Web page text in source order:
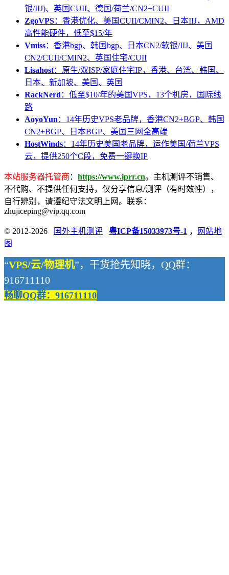
银/IIJ)、英国CUII、德国/荷兰/CN2+CUII
ZgoVPS：香港优化、美国CUII/CMIN2、日本IIJ，AMD
高性能硬件，低至$15/年
Vmiss：香港bgp、韩国bgp、日本CN2/软银/IIJ、美国
CN2/CUII/CMIN2、英国住宅/CUII
Lisahost：原生/双ISP/家庭住宅IP，香港、台湾、韩国、
日本、新加坡、美国、英国
RackNerd ：低至$10/年的美国VPS，13个机房，国际线
路
AoyoYun ：14年历史VPS老品牌，香港CN2+BGP、韩国
CN2+BGP、日本BGP、美国三网全高端
HostWinds：14年历史美国老品牌，运作美国/荷兰VPS
云，提供250个C段，免费一键换IP
本站服务器托管商 ： https://www.iprr.cn。主机测评不销售、
不代购、不提供任何支持，仅分享信息/测评（有时效性），
自行辨别，请遵纪守法文明上网。联系：
zhujiceping@vip.qq.com
© 2012-2026 国外主机测评 粤ICP备15033973号-1 ，
网站地
图
“VPS/云/物理机”，干货抢先知晓，QQ群：
916711110
畅聊QQ群：916711110